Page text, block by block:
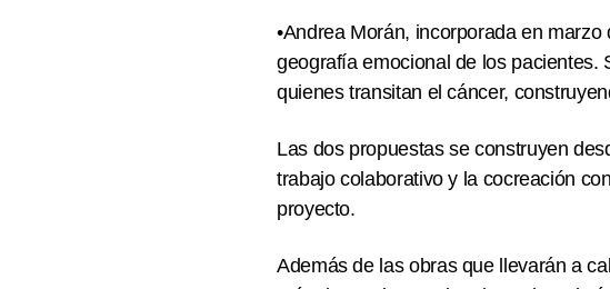
•Andrea Morán, incorporada en
geografía emocional de los pacientes.
quienes transitan el cáncer,
Las dos propuestas se construyen
trabajo colaborativo y la cocreación
proyecto.
Además de las obras que llevarán a